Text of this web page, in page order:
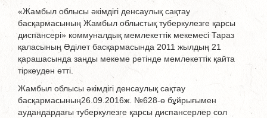
«Жамбыл облысы әкімдігі денсаулық сақтау
басқармасының Жамбыл облыстық туберкулезге қарсы
диспансері» коммуналдық мемлекеттік мекемесі Тараз
қаласының Әділет басқармасында 2011 жылдың 21
қарашасында заңды мекеме ретінде мемлекеттік қайта
тіркеуден өтті.
Жамбыл облысы әкімдігі денсаулық сақтау
басқармасының26.09.2016ж. №628-ө бұйрығымен
аудандардағы туберкулезге қарсы диспансерлер сол